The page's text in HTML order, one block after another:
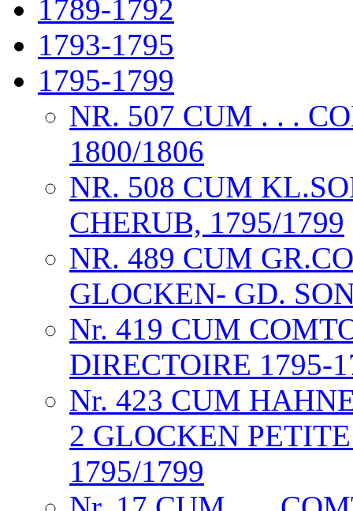
1789-1792
1793-1795
1795-1799
NR. 507 CUM . . .
1800/1806
NR. 508 CUM
CHERUB, 1795/1799
NR. 489 CUM
GLOCKEN- GD.
Nr. 419 CUM
DIRECTOIRE 1795-
Nr. 423 CUM
2 GLOCKEN
1795/1799